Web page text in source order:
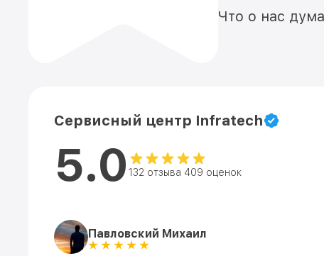
Что о нас
Сервисный центр Infratech
5.0 132 отзыва 409 оценок
Павловский Михаил